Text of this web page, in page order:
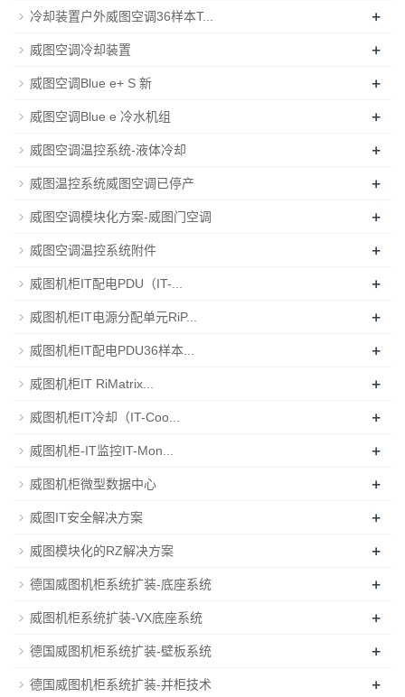
冷却装置户外威图空调36样本T... +
威图空调冷却装置 +
威图空调Blue e+ S 新 +
威图空调Blue e 冷水机组 +
威图空调温控系统-液体冷却 +
威图温控系统威图空调已停产 +
威图空调模块化方案-威图门空调 +
威图空调温控系统附件 +
威图机柜IT配电PDU（IT-... +
威图机柜IT电源分配单元RiP... +
威图机柜IT配电PDU36样本... +
威图机柜IT RiMatrix... +
威图机柜IT冷却（IT-Coo... +
威图机柜-IT监控IT-Mon... +
威图机柜微型数据中心 +
威图IT安全解决方案 +
威图模块化的RZ解决方案 +
德国威图机柜系统扩装-底座系统 +
威图机柜系统扩装-VX底座系统 +
德国威图机柜系统扩装-壁板系统 +
德国威图机柜系统扩装-并柜技术 +